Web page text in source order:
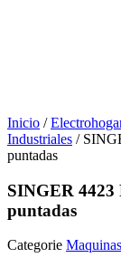
Inicio /
Industriales /
puntadas
SINGER
puntadas
Categorie